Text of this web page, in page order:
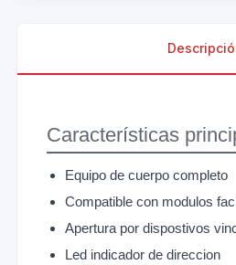
Características
Equipo de cuerpo completo
Compatible con modulos
Apertura por dispostivos
Led indicador de direccion